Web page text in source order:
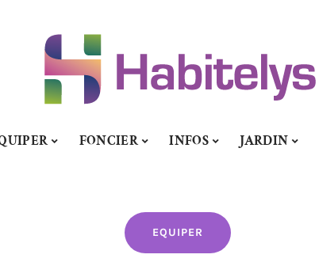
FONCIER INFOS JARDIN
EQUIPER